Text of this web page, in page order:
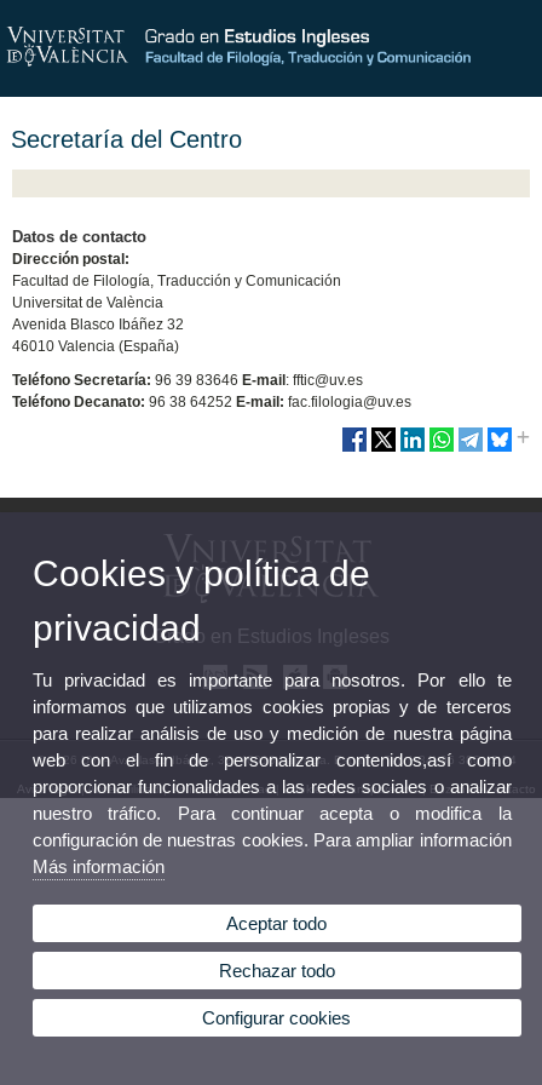
Secretaría del Centro
Datos de contacto
Dirección postal:
Facultad de Filología, Traducción y Comunicación
Universitat de València
Avenida Blasco Ibáñez 32
46010 Valencia (España)
Teléfono Secretaría:96 39 83646 E-mail : fftic@uv.es
Teléfono Decanato: 96 38 64252 E-mail: fac.filologia@uv.es
Grado en Estudios Ingleses
© 2026 UV. - Av. Blasco Ibáñez, 32. 46010 Valencia. España. Tel. (+34) 96 386 42 54
Aviso legal|Accesibilidad|Política privacidad| Cookies|Transparencia| Buzón de contacto
Cookies y política de
privacidad
Tu privacidad es importante para nosotros. Por ello te
informamos que utilizamos cookies propias y de terceros
para realizar análisis de uso y medición de nuestra página
web con el fin de personalizar contenidos,así como
proporcionar funcionalidades a las redes sociales o analizar
nuestro tráfico. Para continuar acepta o modifica la
configuración de nuestras cookies. Para ampliar información
Más información
Aceptar todo
Rechazar todo
Configurar cookies